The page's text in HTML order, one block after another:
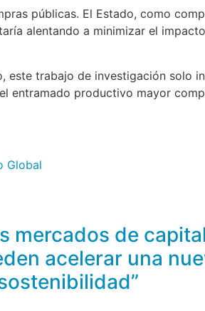
públicas. El Estado, como
alentando a minimizar el
este trabajo de investigación solo
entramado productivo mayor
Global
mercados de
acelerar una